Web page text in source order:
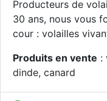
Producteurs de
30 ans, nous vous
cour : volailles
Produits en vente :
dinde, canard